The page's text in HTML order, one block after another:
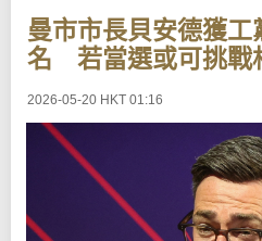
曼市市長貝安德獲
名 若當選或可挑戰
2026-05-20 HKT 01:16